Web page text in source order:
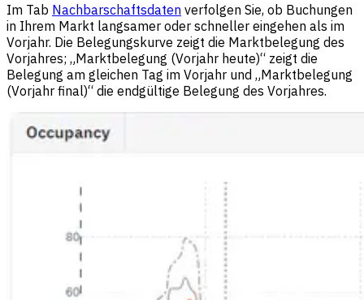
Im Tab Nachbarschaftsdaten verfolgen Sie, ob Buchungen
in Ihrem Markt langsamer oder schneller eingehen als im
Vorjahr. Die Belegungskurve zeigt die Marktbelegung des
Vorjahres; „Marktbelegung (Vorjahr heute)“ zeigt die
Belegung am gleichen Tag im Vorjahr und „Marktbelegung
(Vorjahr final)“ die endgültige Belegung des Vorjahres.